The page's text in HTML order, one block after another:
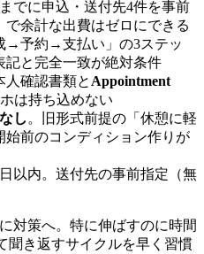
でに申込・送付先4件を事前
余計な出費はゼロにできる
→予約→支払い」の3ステッ
記と完全一致が絶対条件
人確認書類と Appointment
は持ち込めない
し 。旧形式前提の「休憩に軽
始前のコンディション作りが
以内。送付先の事前指定（無
対策へ。特に伸ばすのに時間
聞き返すサイクルを早く習慣